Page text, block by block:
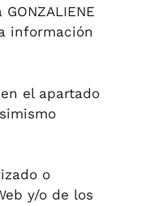
información
el apartado
o
y/o de los